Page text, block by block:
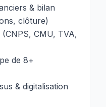
& bilan
clôture)
CMU, TVA,
de 8+
& digitalisation